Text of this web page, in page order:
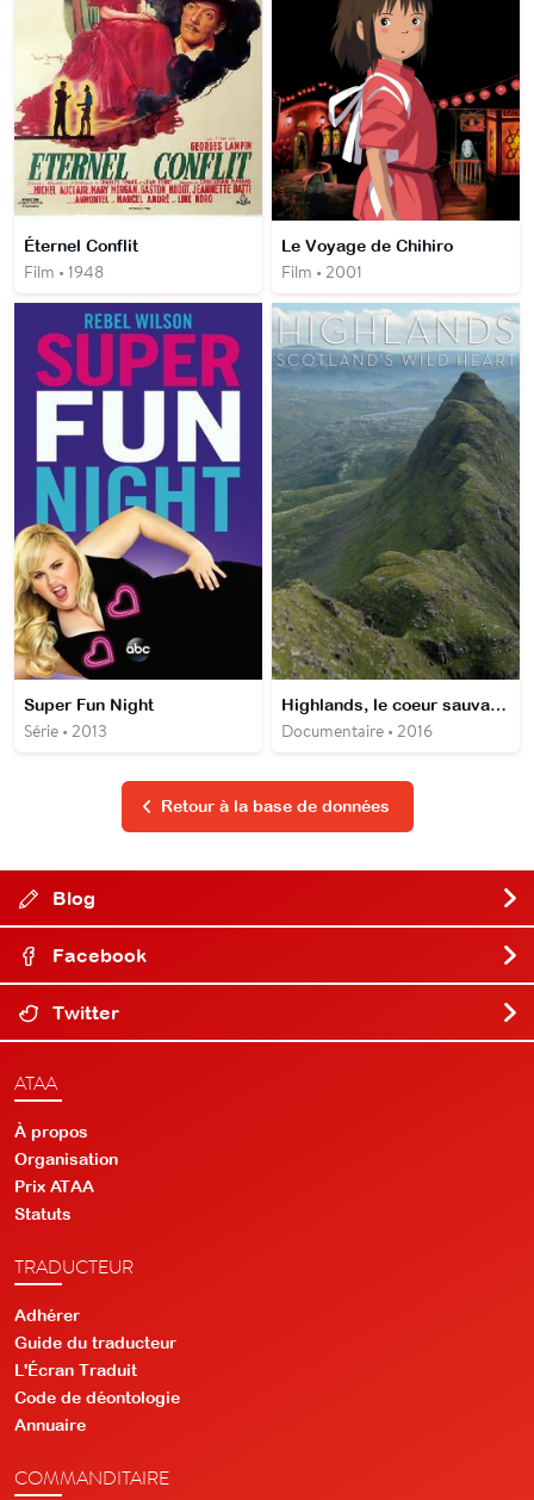
Éternel Conflit
Film • 1948
Le Voyage de Chihiro
Film • 2001
Super Fun Night
Série • 2013
Highlands, le coeur sauvage de l'Ecosse
Documentaire • 2016
Retour à la base de données
Blog
Facebook
Twitter
ATAA
À propos
Organisation
Prix ATAA
Statuts
TRADUCTEUR
Adhérer
Guide du traducteur
L'Écran Traduit
Code de déontologie
Annuaire
COMMANDITAIRE